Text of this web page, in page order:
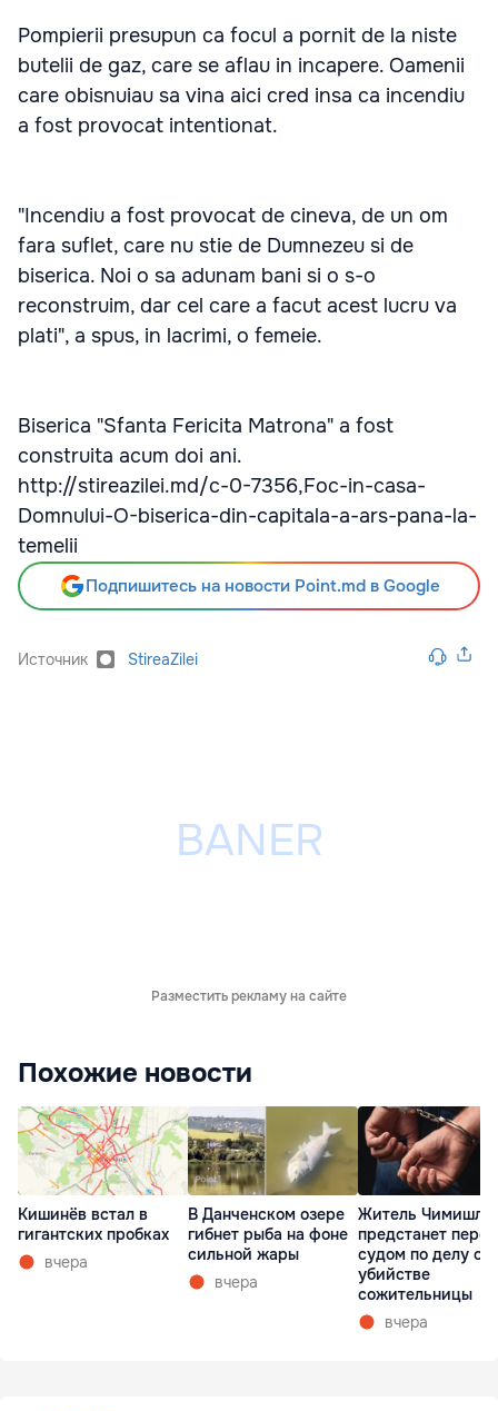
Pompierii presupun ca focul a pornit de la niste
butelii de gaz, care se aflau in incapere. Oamenii
care obisnuiau sa vina aici cred insa ca incendiu
a fost provocat intentionat.
"Incendiu a fost provocat de cineva, de un om
fara suflet, care nu stie de Dumnezeu si de
biserica. Noi o sa adunam bani si o s-o
reconstruim, dar cel care a facut acest lucru va
plati", a spus, in lacrimi, o femeie.
Biserica "Sfanta Fericita Matrona" a fost
construita acum doi ani.
http://stireazilei.md/c-0-7356,Foc-in-casa-
Domnului-O-biserica-din-capitala-a-ars-pana-la-
temelii
Подпишитесь на новости Point.md в Google
Источник StireaZilei
Разместить рекламу на сайте
Похожие новости
Кишинёв встал в
гигантских пробках
вчера
В Данченском озере
гибнет рыба на фоне
сильной жары
вчера
Житель
предстанет перед
судом по делу об
убийстве
сожительницы
вчера